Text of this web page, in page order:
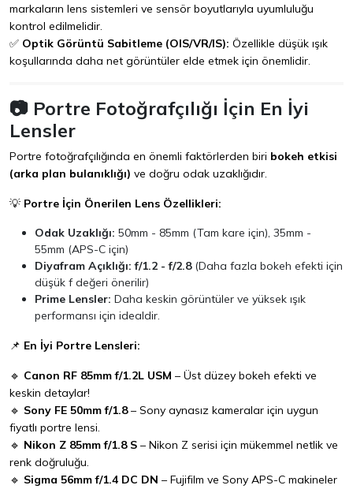
markaların lens sistemleri ve sensör boyutlarıyla uyumluluğu
kontrol edilmelidir.
✅ Optik Görüntü Sabitleme (OIS/VR/IS): Özellikle düşük ışık
koşullarında daha net görüntüler elde etmek için önemlidir.
📷 Portre Fotoğrafçılığı İçin En İyi
Lensler
Portre fotoğrafçılığında en önemli faktörlerden biri bokeh etkisi
(arka plan bulanıklığı) ve doğru odak uzaklığıdır.
💡 Portre İçin Önerilen Lens Özellikleri:
Odak Uzaklığı: 50mm - 85mm (Tam kare için), 35mm -
55mm (APS-C için)
Diyafram Açıklığı: f/1.2 - f/2.8(Daha fazla bokeh efekti için
düşük f değeri önerilir)
Prime Lensler: Daha keskin görüntüler ve yüksek ışık
performansı için idealdir.
📌 En İyi Portre Lensleri:
🔹 Canon RF 85mm f/1.2L USM – Üst düzey bokeh efekti ve
keskin detaylar!
🔹 Sony FE 50mm f/1.8– Sony aynasız kameralar için uygun
fiyatlı portre lensi.
🔹 Nikon Z 85mm f/1.8 S – Nikon Z serisi için mükemmel netlik ve
renk doğruluğu.
🔹 Sigma 56mm f/1.4 DC DN – Fujifilm ve Sony APS-C makineler